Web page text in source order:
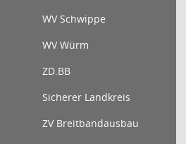
WV Schwippe
WV Würm
ZD.BB
Sicherer Landkreis
ZV Breitbandausbau